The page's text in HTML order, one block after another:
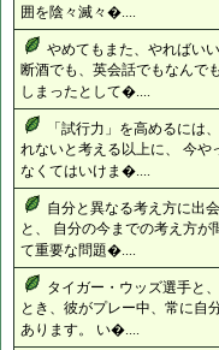
囲を陰々滅々�....
やめてもまた、やればい
断酒でも、英会話でもなんで
しまったとして�....
「試行力」を高めるには
れないと考える以上に、 今や
なくてはいけま�....
自分と異なる考え方に出
と、 自分の今までの考え方
て重要な問題�....
タイガー・ウッズ選手と
とき、彼がプレー中、常に自
あります。 い�....